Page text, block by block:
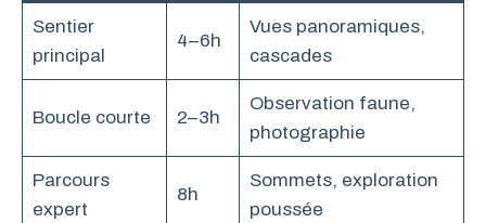
Sentier
principal
4–6h
Vues panoramiques,
cascades
Boucle courte 2–3h
Observation faune,
photographie
Parcours
expert
8h
Sommets, exploration
poussée